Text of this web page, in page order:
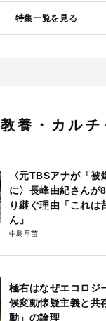
特集一覧を見る
教養・カルチ
〈元TBSアナが「被
に〉長峰由紀さんが
り継ぐ理由「これは
ん」
中島早苗
極右はなぜエコロジ
候変動懐疑主義と共
動」の論理